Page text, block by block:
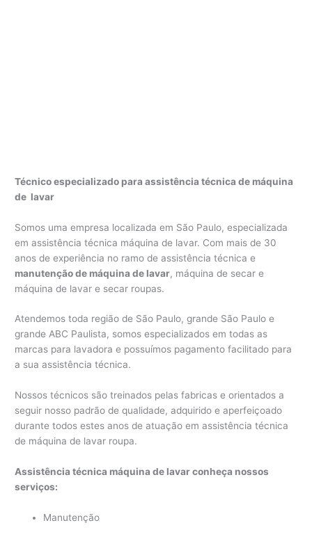
Técnico especializado para assistência técnica de máquina
de lavar
Somos uma empresa localizada em São Paulo, especializada
em assistência técnica máquina de lavar. Com mais de 30
anos de experiência no ramo de assistência técnica e
manutenção de máquina de lavar, máquina de secar e
máquina de lavar e secar roupas.
Atendemos toda região de São Paulo, grande São Paulo e
grande ABC Paulista, somos especializados em todas as
marcas para lavadora e possuímos pagamento facilitado para
a sua assistência técnica.
Nossos técnicos são treinados pelas fabricas e orientados a
seguir nosso padrão de qualidade, adquirido e aperfeiçoado
durante todos estes anos de atuação em assistência técnica
de máquina de lavar roupa.
Assistência técnica máquina de lavar conheça nossos
serviços:
Manutenção